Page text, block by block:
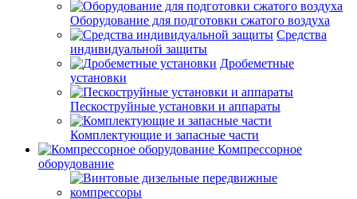
Оборудование для подготовки сжатого воздуха
Средства
индивидуальной защиты
Дробеметные
установки
Пескоструйные установки и аппараты
Комплектующие и запасные части
Компрессорное
оборудование